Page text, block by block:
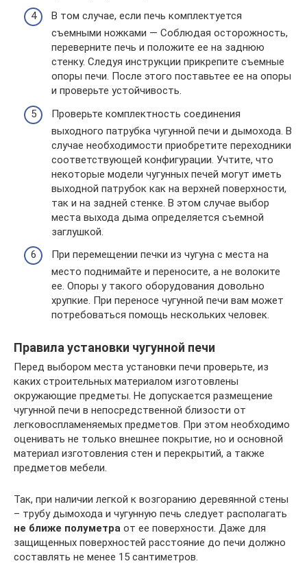
В том случае, если печь комплектуется
съемными ножками — Соблюдая осторожность,
переверните печь и положите ее на заднюю
стенку. Следуя инструкции прикрепите съемные
опоры печи. После этого поставьтее ее на опоры
и проверьте устойчивость.
Проверьте комплектность соединения
выходного патрубка чугунной печи и дымохода. В
случае необходимости приобретите переходники
соответствующей конфигурации. Учтите, что
некоторые модели чугунных печей могут иметь
выходной патрубок как на верхней поверхности,
так и на задней стенке. В этом случае выбор
места выхода дыма определяется съемной
заглушкой.
При перемещении печки из чугуна с места на
место поднимайте и переносите, а не волоките
ее. Опоры у такого оборудования довольно
хрупкие. При переносе чугунной печи вам может
потребоваться помощь нескольких человек.
Правила установки чугунной печи
Перед выбором места установки печи проверьте, из
каких строительных материалом изготовлены
окружающие предметы. Не допускается размещение
чугунной печи в непосредственной близости от
легковоспламеняемых предметов. При этом необходимо
оценивать не только внешнее покрытие, но и основной
материал изготовления стен и перекрытий, а также
предметов мебели.
Так, при наличии легкой к возгоранию деревянной стены
– трубу дымохода и чугунную печь следует располагать
не ближе полуметра от ее поверхности. Даже для
защищенных поверхностей расстояние до печи должно
составлять не менее 15 сантиметров.